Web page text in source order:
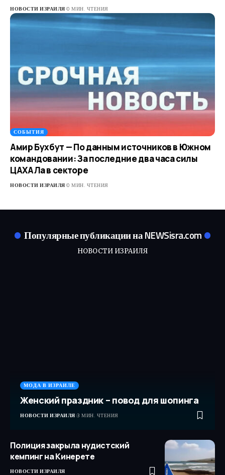
НОВОСТИ ИЗРАИЛЯ 0 МИН. ЧТЕНИЯ
СОБЫТИЯ
Амир Бухбут — По данным источников в Южном
командовании: За последние два часа силы
ЦАХАЛа в секторе
НОВОСТИ ИЗРАИЛЯ 0 МИН. ЧТЕНИЯ
Популярные публикации на NEWSisra.com
НОВОСТИ ИЗРАИЛЯ
МОДА В ИЗРАИЛЕ
Женский праздник – повод для шопинга
НОВОСТИ ИЗРАИЛЯ 3 МИН. ЧТЕНИЯ
Полиция закрыла нудистский
кемпинг на Кинерете
НОВОСТИ ИЗРАИЛЯ